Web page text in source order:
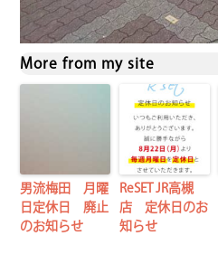
More from my site
男流梅田 月曜
日定休日 廃止
のお知らせ
ReSET JR高槻
店 定休日のお
知らせ